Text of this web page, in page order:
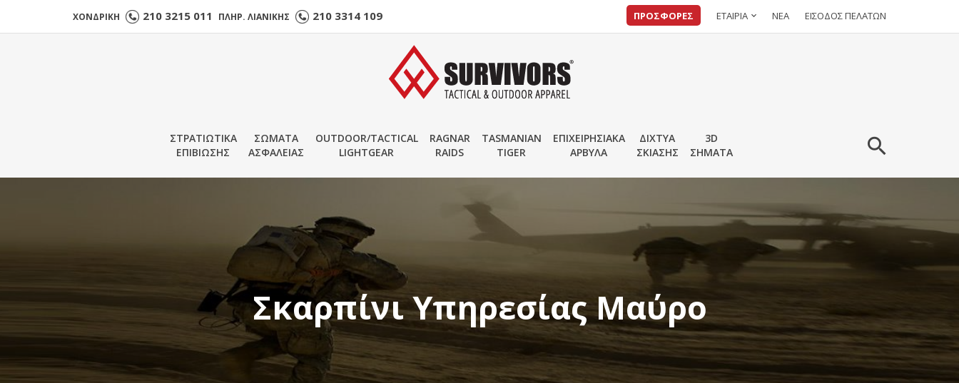
ΧΟΝΔΡΙΚΗ 210 3215 011 ΠΛΗΡ. ΛΙΑΝΙΚΗΣ 210 3314 109 ΠΡΟΣΦΟΡΕΣ ΕΤΑΙΡΙΑ ΝΕΑ ΕΙΣΟΔΟΣ ΠΕΛΑΤΩΝ
ΣΤΡΑΤΙΩΤΙΚΑ
ΕΠΙΒΙΩΣΗΣ
ΣΩΜΑΤΑ
ΑΣΦΑΛΕΙΑΣ
OUTDOOR/TACTICAL
LIGHTGEAR
RAGNAR
RAIDS
TASMANIAN
TIGER
ΕΠΙΧΕΙΡΗΣΙΑΚΑ
ΑΡΒΥΛΑ
ΔΙΧΤΥΑ
ΣΚΙΑΣΗΣ
3D
ΣΗΜΑΤΑ
Σκαρπίνι Υπηρεσίας Mαύρο